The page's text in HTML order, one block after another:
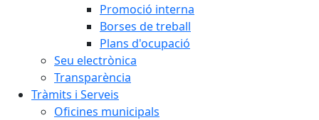
Promoció interna
Borses de treball
Plans d'ocupació
Seu electrònica
Transparència
Tràmits i Serveis
Oficines municipals